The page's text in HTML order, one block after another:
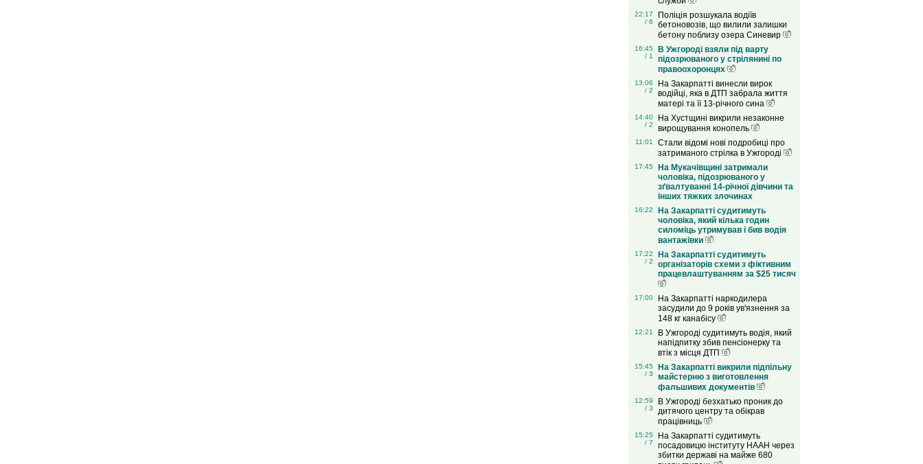
22:17
/ 6
Поліція розшукала водіїв
бетоновозів, що вилили залишки
бетону поблизу озера Синевир
16:45
/ 1
В Ужгороді взяли під варту
підозрюваного у стрілянині по
правоохоронцях
13:06
/ 2
На Закарпатті винесли вирок
водійці, яка в ДТП забрала життя
матері та її 13-річного сина
14:40
/ 2
На Хустщині викрили незаконне
вирощування конопель
11:01
Стали відомі нові подробиці про
затриманого стрілка в Ужгороді
17:45
На Мукачівщині затримали
чоловіка, підозрюваного у
зґвалтуванні 14-річної дівчини та
інших тяжких злочинах
16:22
На Закарпатті судитимуть
чоловіка, який кілька годин
силоміць утримував і бив водія
вантажівки
17:22
/ 2
На Закарпатті судитимуть
організаторів схеми з фіктивним
працевлаштуванням за $25 тисяч
17:00
На Закарпатті наркодилера
засудили до 9 років ув'язнення за
148 кг канабісу
12:21
В Ужгороді судитимуть водія, який
напідпитку збив пенсіонерку та
втік з місця ДТП
15:45
/ 3
На Закарпатті викрили підпільну
майстерню з виготовлення
фальшивих документів
12:59
/ 3
В Ужгороді безхатько проник до
дитячого центру та обікрав
працівниць
15:25
/ 7
На Закарпатті судитимуть
посадовицю інституту НААН через
збитки державі на майже 680